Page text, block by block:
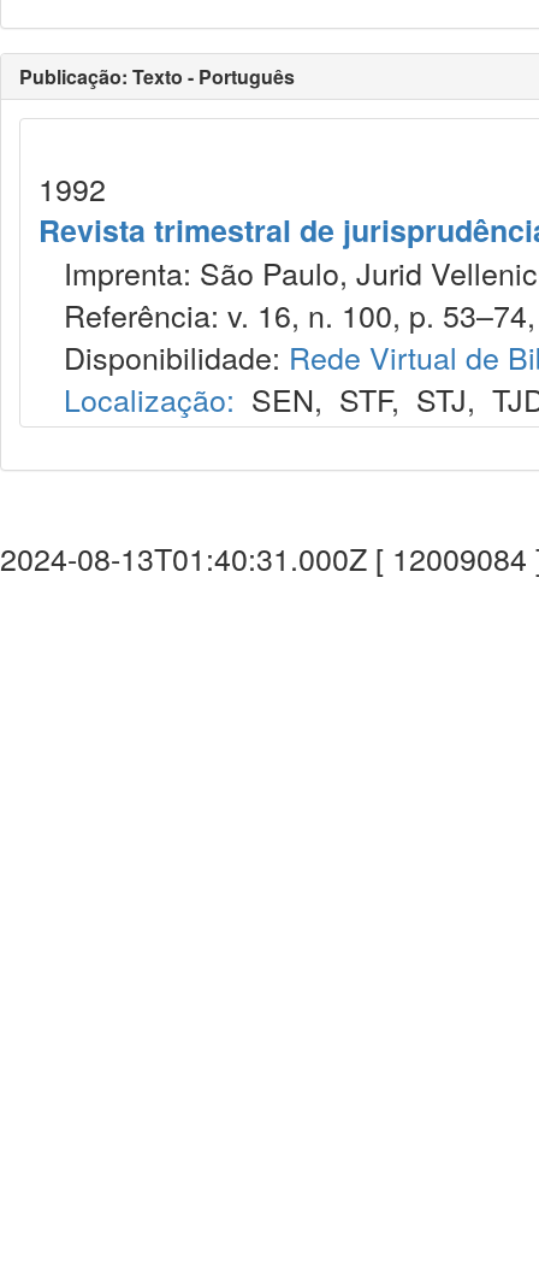
Publicação: Texto - Português
1992
Revista trimestral de
Imprenta: São Paulo, Jurid
Referência: v. 16, n. 100, p.
Disponibilidade: Rede Virtual de
Localização: SEN, STF, STJ,
2024-08-13T01:40:31.000Z [ 12009084